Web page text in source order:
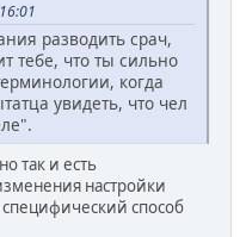
разводить срач,
тебе, что ты сильно
когда
увидеть, что чел
так и есть
настройки
способ